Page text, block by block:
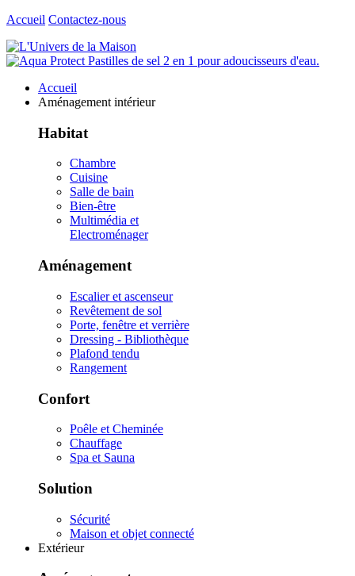
Accueil Contactez-nous
Accueil
Aménagement intérieur
Habitat
Chambre
Cuisine
Salle de bain
Bien-être
Multimédia et
Electroménager
Aménagement
Escalier et ascenseur
Revêtement de sol
Porte, fenêtre et verrière
Dressing - Bibliothèque
Plafond tendu
Rangement
Confort
Poêle et Cheminée
Chauffage
Spa et Sauna
Solution
Sécurité
Maison et objet connecté
Extérieur